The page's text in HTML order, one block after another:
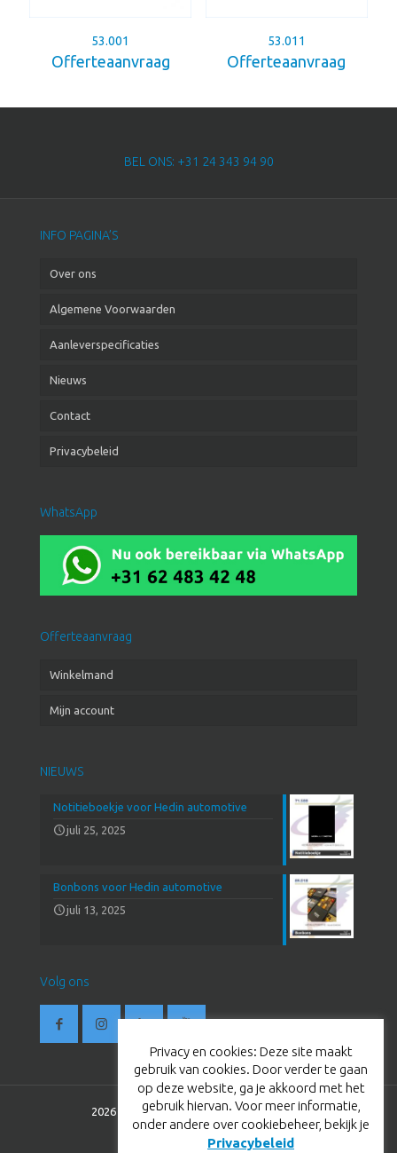
53.001
Offerteaanvraag
53.011
Offerteaanvraag
BEL ONS: +31 24 343 94 90
INFO PAGINA’S
Over ons
Algemene Voorwaarden
Aanleverspecificaties
Nieuws
Contact
Privacybeleid
WhatsApp
Offerteaanvraag
Winkelmand
Mijn account
NIEUWS
Notitieboekje voor Hedin automotive
juli 25, 2025
Bonbons voor Hedin automotive
juli 13, 2025
Volg ons
2026 © BestevaerTC. All Rights Reserved.
Privacy en cookies: Deze site maakt
gebruik van cookies. Door verder te gaan
op deze website, ga je akkoord met het
gebruik hiervan. Voor meer informatie,
onder andere over cookiebeheer, bekijk je
Privacybeleid